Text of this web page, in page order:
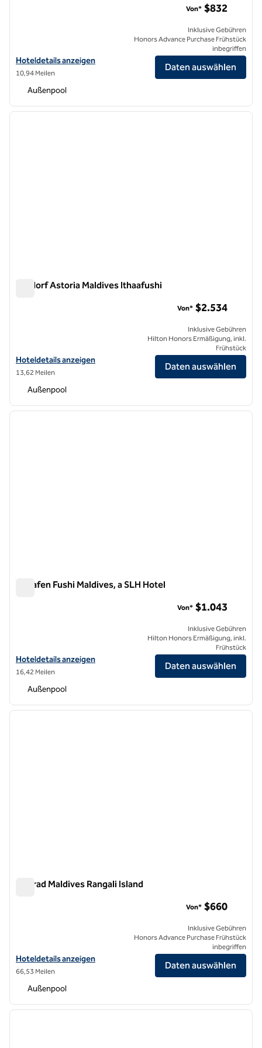
Hoteldetails für das Hilton Maldives Amingiri Resort & Spa anzeigen
Hoteldetails anzeigen
10,94 Meilen
Von* $832
Inklusive Gebühren
Honors Advance Purchase Frühstück
inbegriffen
Daten auswählen
Außenpool
1 von 13
Waldorf Astoria Maldives Ithaafushi
Hoteldetails für Waldorf Astoria Maldives Ithaafushi anzeigen
Hoteldetails anzeigen
13,62 Meilen
Von* $2.534
Inklusive Gebühren
Hilton Honors Ermäßigung, inkl.
Frühstück
Daten auswählen
Außenpool
1 von 13
Huvafen Fushi Maldives, a SLH Hotel
Hoteldetails für Huvafen Fushi Maldives, a SLH Hotel anzeigen
Hoteldetails anzeigen
16,42 Meilen
Von* $1.043
Inklusive Gebühren
Hilton Honors Ermäßigung, inkl.
Frühstück
Daten auswählen
Außenpool
1 von 12
Conrad Maldives Rangali Island
Hoteldetails für Conrad Maldives Rangali Island anzeigen
Hoteldetails anzeigen
66,53 Meilen
Von* $660
Inklusive Gebühren
Honors Advance Purchase Frühstück
inbegriffen
Daten auswählen
Außenpool
1 von 12